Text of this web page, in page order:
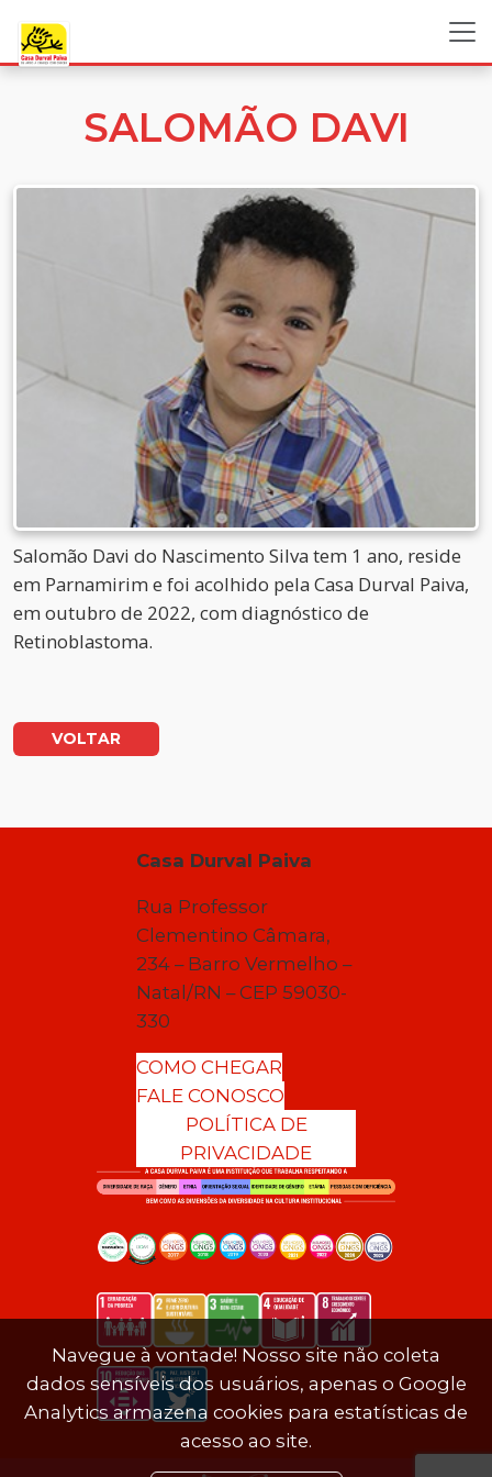
SALOMÃO DAVI
Salomão Davi do Nascimento Silva tem 1 ano, reside
em Parnamirim e foi acolhido pela Casa Durval Paiva,
em outubro de 2022, com diagnóstico de
Retinoblastoma.
VOLTAR
Casa Durval Paiva
Rua Professor
Clementino Câmara,
234 – Barro Vermelho –
Natal/RN – CEP 59030-
330
COMO CHEGAR
FALE CONOSCO
POLÍTICA DE
PRIVACIDADE
Navegue à vontade! Nosso site não coleta
dados sensíveis dos usuários, apenas o Google
Analytics armazena cookies para estatísticas de
acesso ao site.